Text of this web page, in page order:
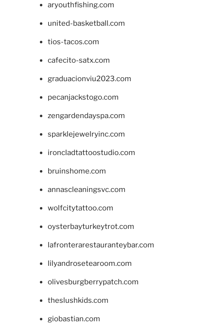
aryouthfishing.com
united-basketball.com
tios-tacos.com
cafecito-satx.com
graduacionviu2023.com
pecanjackstogo.com
zengardendayspa.com
sparklejewelryinc.com
ironcladtattoostudio.com
bruinshome.com
annascleaningsvc.com
wolfcitytattoo.com
oysterbayturkeytrot.com
lafronterarestauranteybar.com
lilyandrosetearoom.com
olivesburgberrypatch.com
theslushkids.com
giobastian.com